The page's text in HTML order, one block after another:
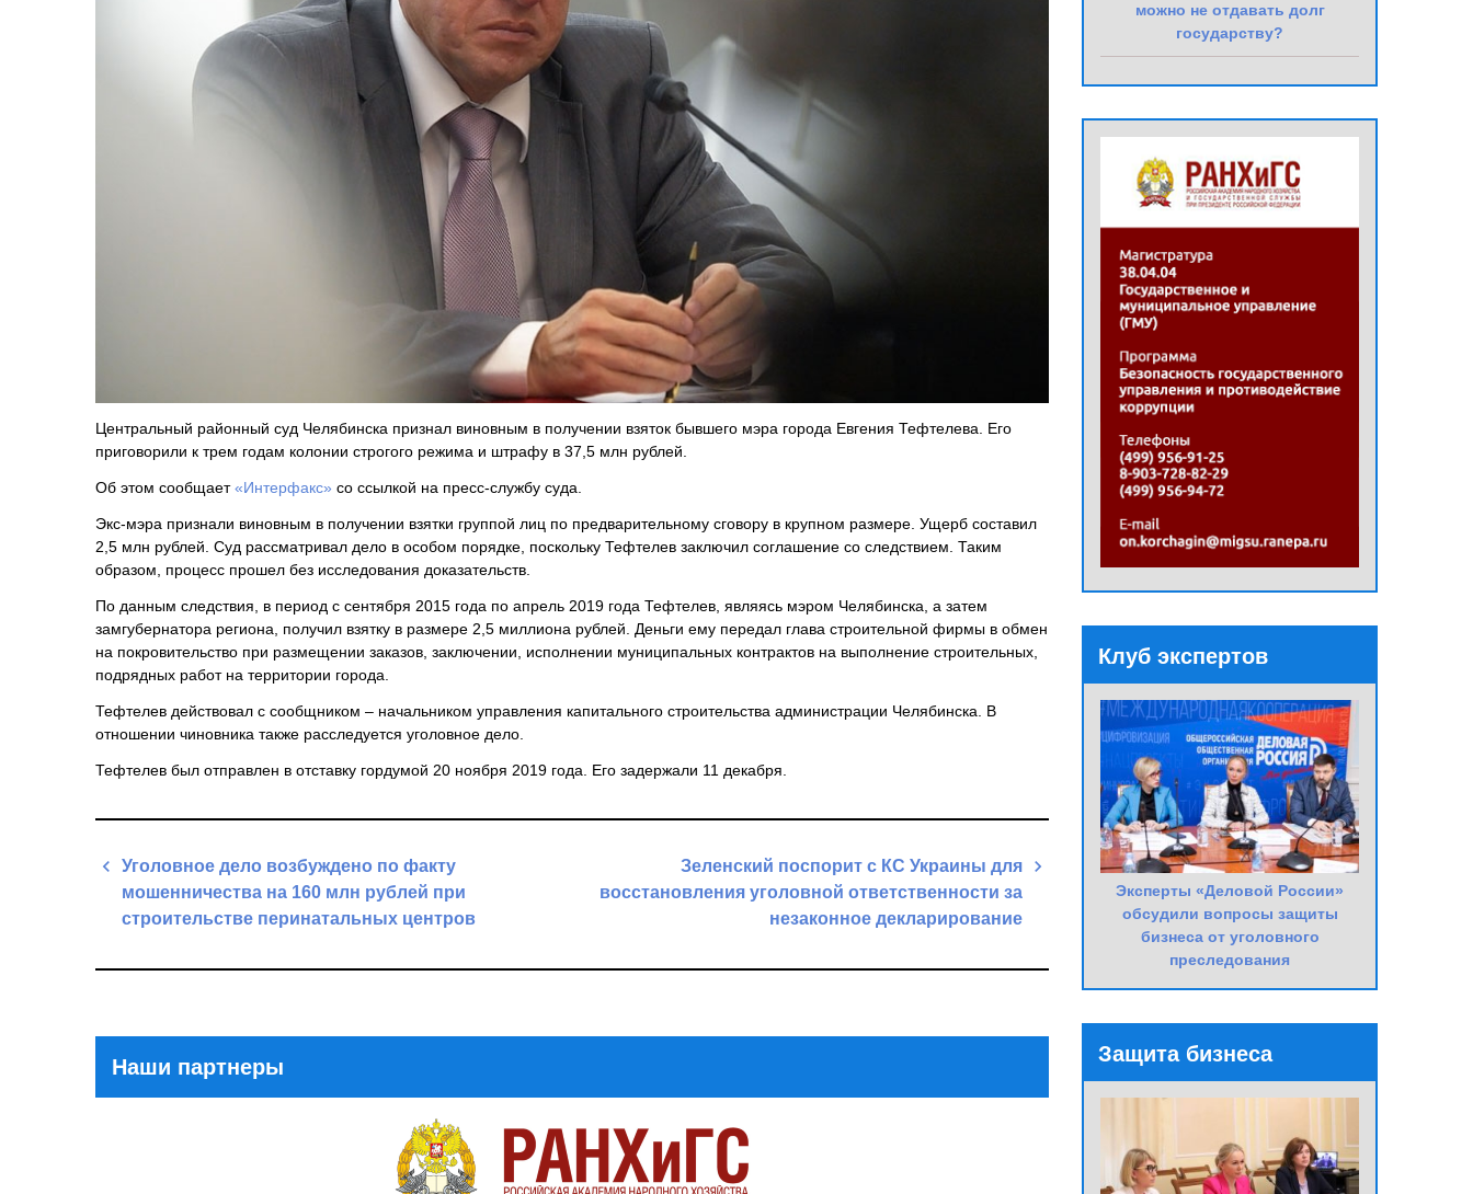
Центральный районный суд Челябинска признал виновным в получении взяток бывшего мэра города Евгения Тефтелева. Его
приговорили к трем годам колонии строгого режима и штрафу в 37,5 млн рублей.
Об этом сообщает«Интерфакс» со ссылкой на пресс-службу суда.
Экс-мэра признали виновным в получении взятки группой лиц по предварительному сговору в крупном размере. Ущерб составил
2,5 млн рублей. Суд рассматривал дело в особом порядке, поскольку Тефтелев заключил соглашение со следствием. Таким
образом, процесс прошел без исследования доказательств.
По данным следствия, в период с сентября 2015 года по апрель 2019 года Тефтелев, являясь мэром Челябинска, а затем
замгубернатора региона, получил взятку в размере 2,5 миллиона рублей. Деньги ему передал глава строительной фирмы в обмен
на покровительство при размещении заказов, заключении, исполнении муниципальных контрактов на выполнение строительных,
подрядных работ на территории города.
Тефтелев действовал с сообщником – начальником управления капитального строительства администрации Челябинска. В
отношении чиновника также расследуется уголовное дело.
Тефтелев был отправлен в отставку гордумой 20 ноября 2019 года. Его задержали 11 декабря.
Навигация
по
записям
Уголовное дело возбуждено по факту
мошенничества на 160 млн рублей при
строительстве перинатальных центров
Зеленский поспорит с КС Украины для
восстановления уголовной ответственности за
незаконное декларирование
Наши партнеры
можно не отдавать долг
государству?
Клуб экспертов
Эксперты «Деловой России»
обсудили вопросы защиты
бизнеса от уголовного
преследования
Защита бизнеса